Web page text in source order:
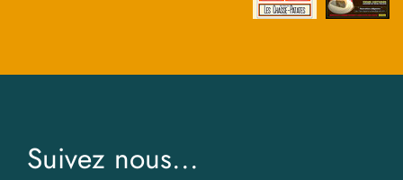
Suivez nous...